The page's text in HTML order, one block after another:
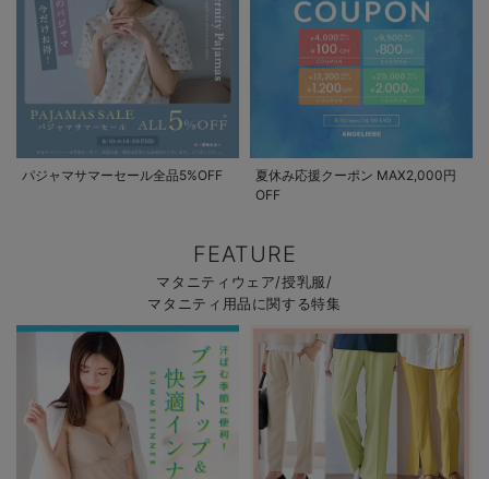
パジャマサマーセール全品5%OFF
夏休み応援クーポン MAX2,000円
OFF
FEATURE
マタニティウェア/授乳服/
マタニティ用品に関する特集